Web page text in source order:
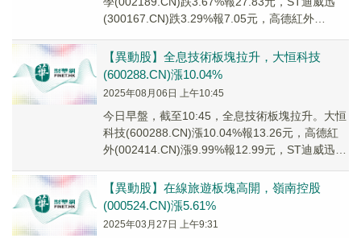
(300167.CN)跌3.29%報7.05元，高德紅外
【異動股】全息技術板塊拉升，大恒科技
(600288.CN)漲10.04%
2025年08月06日 上午10:45
今日早盤，截至10:45，全息技術板塊拉升。大恒
科技(600288.CN)漲10.04%報13.26元，高德紅
外(002414.CN)漲9.99%報12.99元，ST迪威迅
【異動股】在線旅遊板塊高開，嶺南控股
(000524.CN)漲5.61%
2025年03月27日 上午9:31